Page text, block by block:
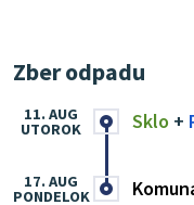
Zber odpadu
Sklo +
11. AUG
UTOROK
17. AUG
PONDELOK